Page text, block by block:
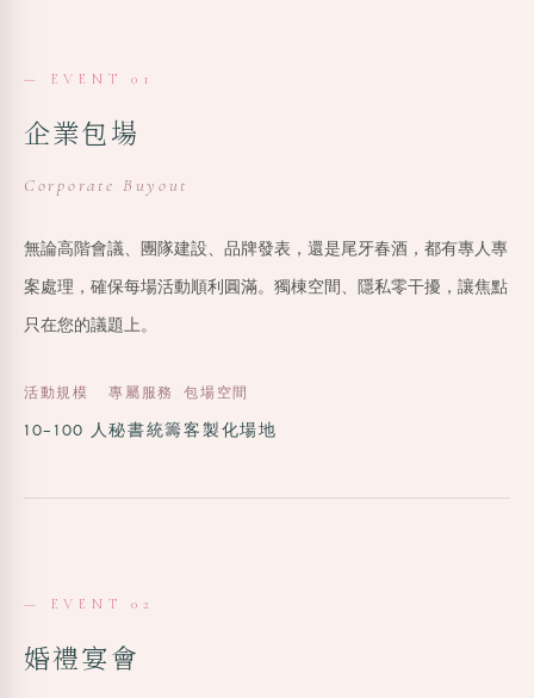
— EVENT 01
企業包場
Corporate Buyout
無論高階會議、團隊建設、品牌發表，還是尾牙春酒，都有專人專
案處理，確保每場活動順利圓滿。獨棟空間、隱私零干擾，讓焦點
只在您的議題上。
活動規模
10–100 人
專屬服務
秘書統籌
包場空間
客製化場地
— EVENT 02
婚禮宴會